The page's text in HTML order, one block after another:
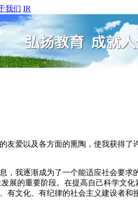
我们 IR
爱以及各方面的熏陶，使我获得了
我逐渐成为了一个能适应社会要求
的重要阶段。在提高自己科学文
有文化、有纪律的社会主义建设者和